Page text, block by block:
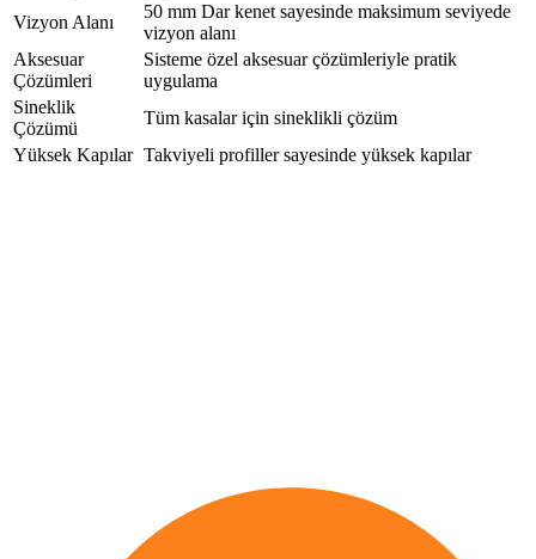
Vizyon Alanı
50 mm Dar kenet sayesinde maksimum seviyede
vizyon alanı
Aksesuar
Çözümleri
Sisteme özel aksesuar çözümleriyle pratik
uygulama
Sineklik
Çözümü
Tüm kasalar için sineklikli çözüm
Yüksek Kapılar Takviyeli profiller sayesinde yüksek kapılar